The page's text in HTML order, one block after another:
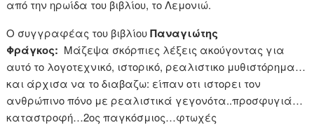
από την ηρωίδα του βιβλίου, το Λεμονιώ.
Ο συγγραφέας του βιβλίουΠαναγιώτης
Φράγκος: Μάζεψα σκόρπιες λέξεις ακούγοντας για
αυτό το λογοτεχνικό, ιστορικό, ρεαλιστικο μυθιστόρημα…
και άρχισα να το διαβαζω: είπαν οτι ιστορει τον
ανθρώπινο πόνο με ρεαλιστικά γεγονότα..προσφυγιά…
καταστροφή…2ος παγκόσμιος…φτωχές